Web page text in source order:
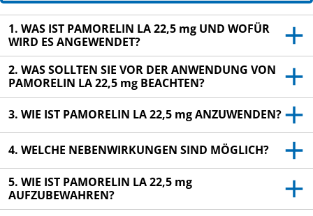
Wenn Sie weitere Fragen haben, wenden Sie sich
an Ihren Arzt oder Apotheker.
Dieses Arzneimittel wurde Ihnen persönlich
verschrieben. Geben Sie es nicht an Dritte weiter.
Es kann anderen Menschen schaden, auch wenn
diese die gleichen Beschwerden haben wie Sie.
Wenn Sie Nebenwirkungen bemerken, wenden Sie
sich an Ihren Arzt oder Apotheker. Dies gilt auch
für Nebenwirkungen, die nicht in dieser
Packungsbeilage angegeben sind. Siehe Abschnitt
4.
1. WAS IST PAMORELIN LA 22,5 mg UND WOFÜR
WIRD ES ANGEWENDET?
2. WAS SOLLTEN SIE VOR DER ANWENDUNG VON
PAMORELIN LA 22,5 mg BEACHTEN?
3. WIE IST PAMORELIN LA 22,5 mg ANZUWENDEN?
4. WELCHE NEBENWIRKUNGEN SIND MÖGLICH?
5. WIE IST PAMORELIN LA 22,5 mg
AUFZUBEWAHREN?